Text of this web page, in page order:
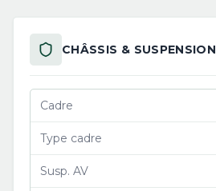
CHÂSSIS & SUSPENSION
Cadre
Type cadre
Susp. AV